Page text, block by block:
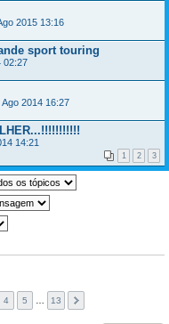
2015 13:16
sport touring
02:27
Ago 2014 16:27
14:21
1 2 3
4 5 13